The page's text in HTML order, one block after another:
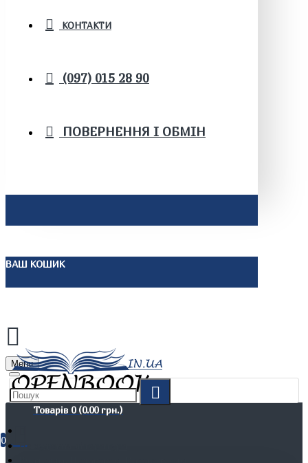
КОНТАКТИ
(097) 015 28 90
ПОВЕРНЕННЯ І ОБМІН
ВАШ КОШИК
Menu
Товарів 0 (0.00 грн.)
0
Не художня література